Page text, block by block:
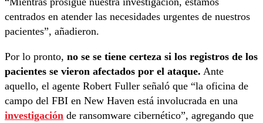
centrados en atender las necesidades urgentes de nuestros
pacientes”, añadieron.
Por lo pronto, no se se tiene certeza si los registros de los
pacientes se vieron afectados por el ataque. Ante
aquello, el agente Robert Fuller señaló que “la oficina de
campo del FBI en New Haven está involucrada en una
investigación de ransomware cibernético”, agregando que